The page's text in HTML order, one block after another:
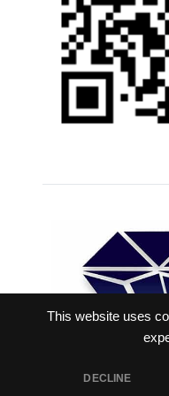
This website uses
DECLINE